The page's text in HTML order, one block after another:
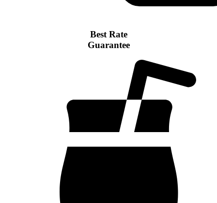
Best Rate
Guarantee